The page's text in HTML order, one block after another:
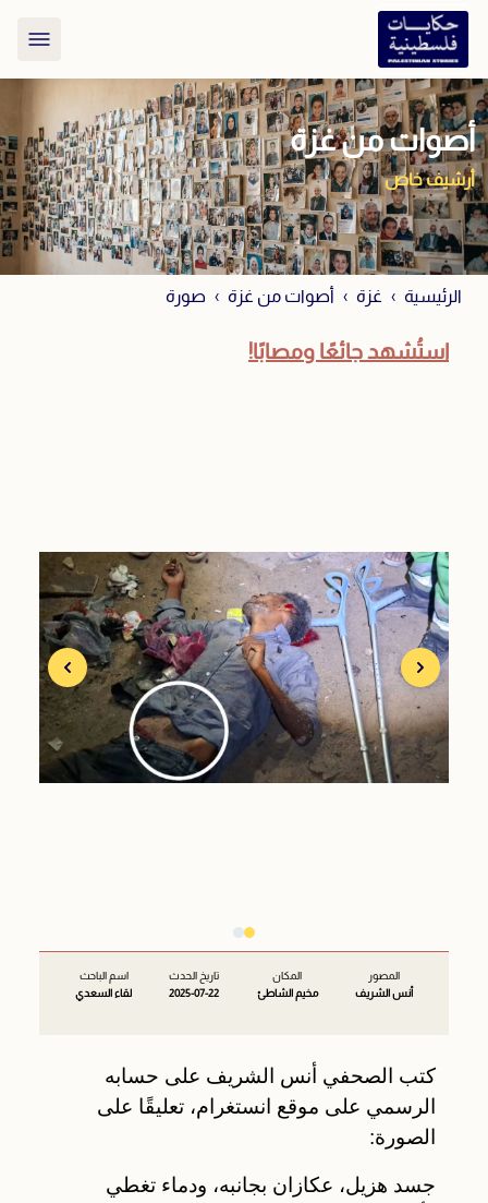
أصوات من غزة
أرشيف خاص
الرئيسية غزة أصوات من غزة صورة
استُشهد جائعًا ومصابًا!
تتضمن المواد التالية مشاهد دموية. أُدرجت هذه المواد بغرض
توثيق أحداث الإبادة. دخولك يعني إدراكك لطبيعة هذه المواد.
المصور
أنس الشريف
المكان
مخيم الشاطئ
تاريخ الحدث
2025-07-22
اسم الباحث
لقاء السعدي
كتب الصحفي أنس الشريف على حسابه
الرسمي على موقع انستغرام، تعليقًا على
الصورة:
جسد هزيل، عكازان بجانبه، ودماء تغطي